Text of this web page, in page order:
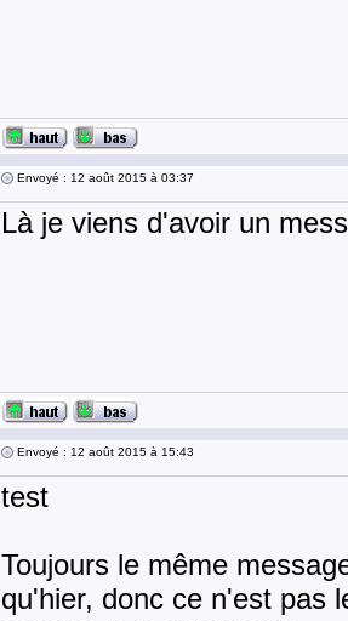
Envoyé : 12 août 2015 à 03:37
Là je viens d'avoir un
Envoyé : 12 août 2015 à 15:43
test
Toujours le même
qu'hier, donc ce n'est pas